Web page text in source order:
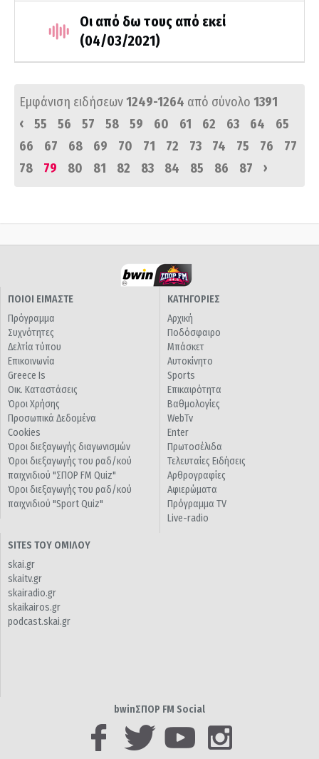
Οι από δω τους από εκεί
(04/03/2021)
Εμφάνιση ειδήσεων1249-1264 από σύνολο 1391
‹
55 56 57 58 59 60 61 62 63 64
65
66
67 68 69 70 71 72 73 74 75 76
77
78
79 80 81 82 83 84 85 86 87 ›
ΠΟΙΟΙ ΕΙΜΑΣΤΕ
Πρόγραμμα
Συχνότητες
Δελτία τύπου
Επικοινωνία
Greece Is
Οικ. Καταστάσεις
Όροι Χρήσης
Προσωπικά Δεδομένα
Cookies
Όροι διεξαγωγής διαγωνισμών
Όροι διεξαγωγής του ραδ/κού
παιχνιδιού "ΣΠΟΡ FM Quiz"
Όροι διεξαγωγής του ραδ/κού
παιχνιδιού "Sport Quiz"
ΚΑΤΗΓΟΡΙΕΣ
Αρχική
Ποδόσφαιρο
Μπάσκετ
Αυτοκίνητο
Sports
Επικαιρότητα
Βαθμολογίες
WebTv
Enter
Πρωτοσέλιδα
Τελευταίες Ειδήσεις
Αρθρογραφίες
Αφιερώματα
Πρόγραμμα TV
Live-radio
SITES ΤΟΥ ΟΜΙΛΟΥ
skai.gr
skaitv.gr
skairadio.gr
skaikairos.gr
podcast.skai.gr
bwinΣΠΟΡ FM Social